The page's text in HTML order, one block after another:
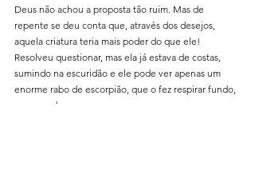
Deus não achou a proposta tão ruim. Mas de
repente se deu conta que, através dos desejos,
aquela criatura teria mais poder do que ele!
Resolveu questionar, mas ela já estava de costas,
sumindo na escuridão e ele pode ver apenas um
enorme rabo de escorpião, que o fez respirar fundo,
e concordar.